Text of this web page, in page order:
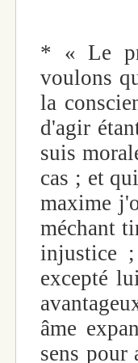
* « Le
voulons
la
d'agir
suis
cas ; et
maxime
méchant
injustice
excepté
âme
sens